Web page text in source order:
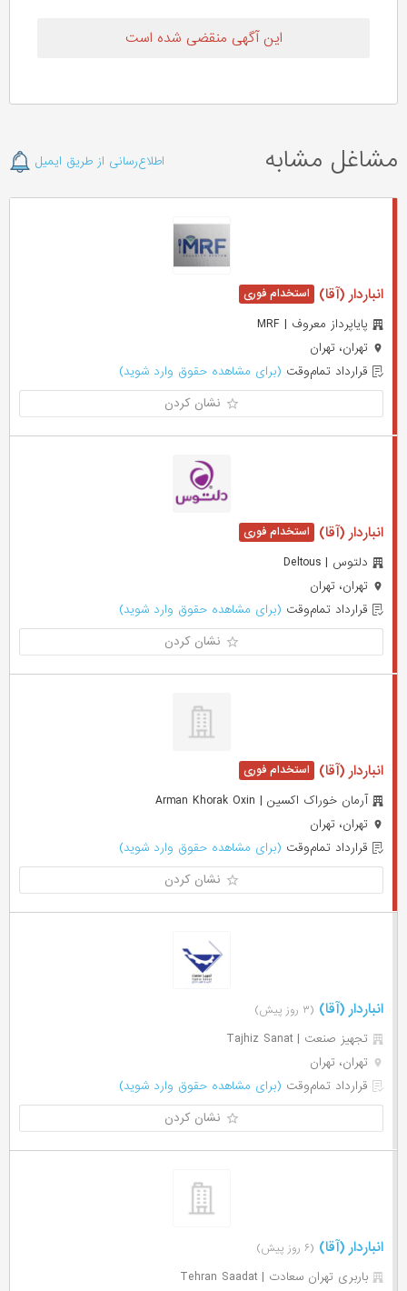
این آگهی منقضی شده است
مشاغل مشابه اطلاع‌رسانی از طریق ایمیل
انباردار (آقا)
پایاپرداز معروف | MRF
تهران، تهران
قرارداد تمام‌وقت (برای مشاهده حقوق وارد شوید)
نشان کردن
انباردار (آقا)
دلتوس | Deltous
تهران، تهران
قرارداد تمام‌وقت (برای مشاهده حقوق وارد شوید)
نشان کردن
انباردار (آقا)
آرمان خوراک اکسین | Arman Khorak Oxin
تهران، تهران
قرارداد تمام‌وقت (برای مشاهده حقوق وارد شوید)
نشان کردن
انباردار (آقا) (۳ روز پیش)
تجهیز صنعت | Tajhiz Sanat
تهران، تهران
قرارداد تمام‌وقت (برای مشاهده حقوق وارد شوید)
نشان کردن
انباردار (آقا) (۶ روز پیش)
باربری تهران سعادت | Tehran Saadat